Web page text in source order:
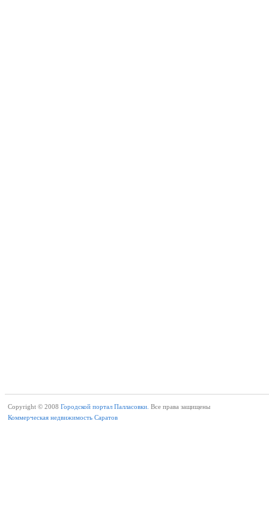
Copyright © 2008 Городской портал Палласовки. Все права защищены
Коммерческая недвижимость Саратов